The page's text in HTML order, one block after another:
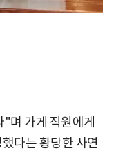
며 가게 직원에게
다는 황당한 사연